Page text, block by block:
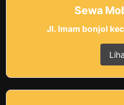
Sewa
Jl. Imam bonjol